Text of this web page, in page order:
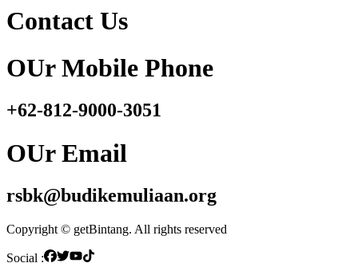
Contact Us
OUr Mobile Phone
+62-812-9000-3051
OUr Email
rsbk@budikemuliaan.org
Copyright © getBintang. All rights reserved
Social :